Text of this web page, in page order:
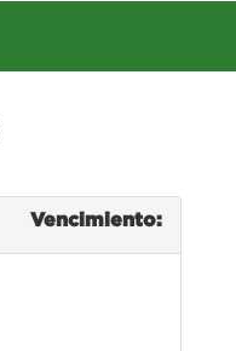
Vencimiento: